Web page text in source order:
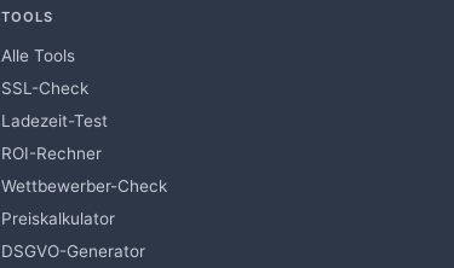
TOOLS
Alle Tools
SSL-Check
Ladezeit-Test
ROI-Rechner
Wettbewerber-Check
Preiskalkulator
DSGVO-Generator